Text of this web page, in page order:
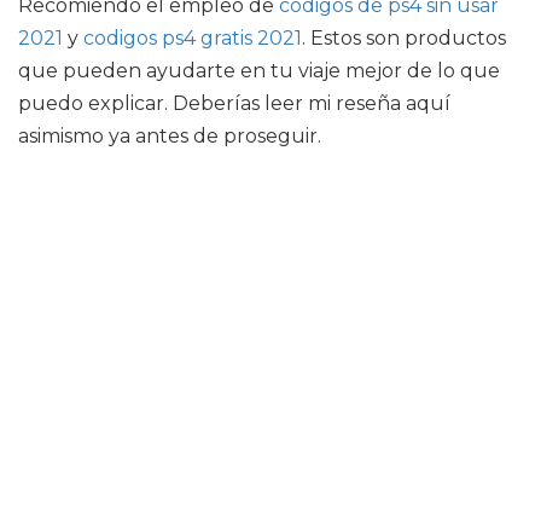
Recomiendo el empleo de codigos de ps4 sin usar
2021 y codigos ps4 gratis 2021. Estos son productos
que pueden ayudarte en tu viaje mejor de lo que
puedo explicar. Deberías leer mi reseña aquí
asimismo ya antes de proseguir.